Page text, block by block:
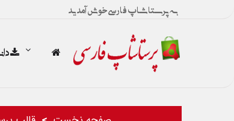
به پرستاشاپ فارسی خوش آمدید